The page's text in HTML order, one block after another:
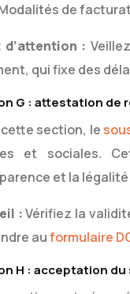
de
d’attention :
qui fixe des
G : attestation de
section, le
et sociales.
et la légalité
:Vérifiez la
auformulaire
H : acceptation